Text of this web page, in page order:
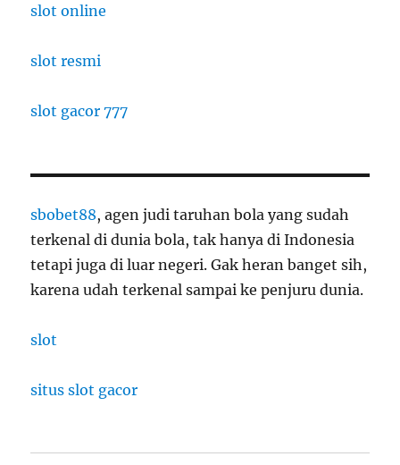
slot online
slot resmi
slot gacor 777
sbobet88, agen judi taruhan bola yang sudah
terkenal di dunia bola, tak hanya di Indonesia
tetapi juga di luar negeri. Gak heran banget sih,
karena udah terkenal sampai ke penjuru dunia.
slot
situs slot gacor